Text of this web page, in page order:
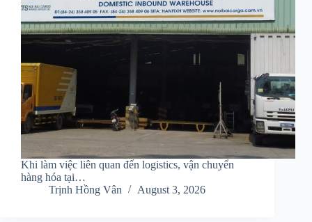
Khi làm việc liên quan đến logistics, vận chuyển
hàng hóa tại…
Trịnh Hồng Vân
August 3, 2026